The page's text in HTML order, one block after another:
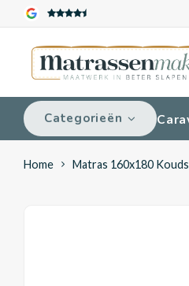
Categorieën
Home Matras 160x180